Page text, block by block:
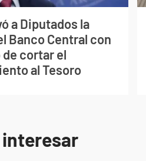
a Diputados la
Banco Central con
cortar el
al Tesoro
interesar